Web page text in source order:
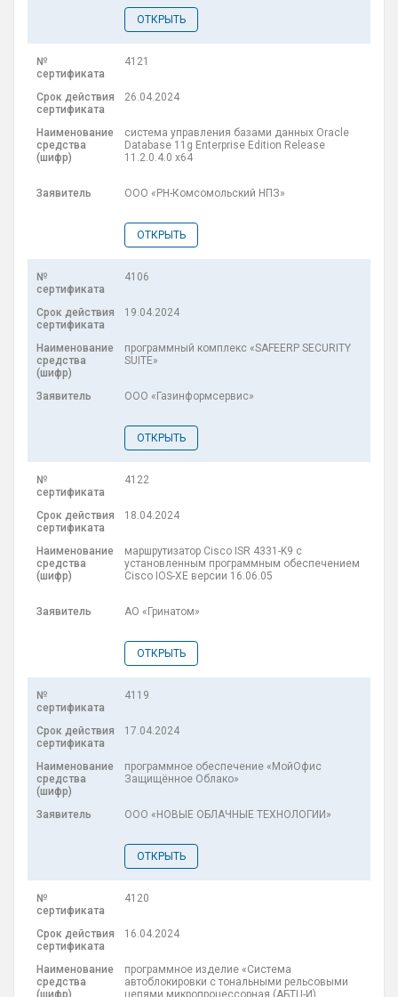
ОТКРЫТЬ
4121
26.04.2024
система управления базами данных Oracle
Database 11g Enterprise Edition Release
11.2.0.4.0 x64
ООО «РН-Комсомольский НПЗ»
ОТКРЫТЬ
4106
19.04.2024
программный комплекс «SAFEERP SECURITY
SUITE»
ООО «Газинформсервис»
ОТКРЫТЬ
4122
18.04.2024
маршрутизатор Cisco ISR 4331-K9 с
установленным программным обеспечением
Cisco IOS-XE версии 16.06.05
АО «Гринатом»
ОТКРЫТЬ
4119
17.04.2024
программное обеспечение «МойОфис
Защищённое Облако»
ООО «НОВЫЕ ОБЛАЧНЫЕ ТЕХНОЛОГИИ»
ОТКРЫТЬ
4120
16.04.2024
программное изделие «Система
автоблокировки с тональными рельсовыми
цепями микропроцессорная (АБТЦ-И).